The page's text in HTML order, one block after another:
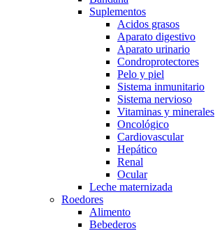
Suplementos
Acidos grasos
Aparato digestivo
Aparato urinario
Condroprotectores
Pelo y piel
Sistema inmunitario
Sistema nervioso
Vitaminas y minerales
Oncológico
Cardiovascular
Hepático
Renal
Ocular
Leche maternizada
Roedores
Alimento
Bebederos